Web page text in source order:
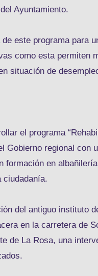
Ayuntamiento.
este programa para
como esta permiten
situación de
el programa
Gobierno regional con
en
ciudadanía.
del antiguo instituto
en la carretera de
de La Rosa, una